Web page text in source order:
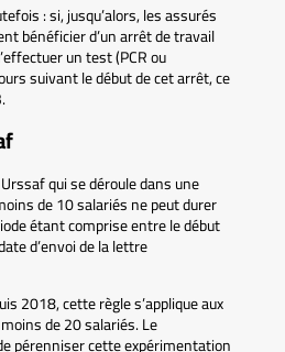
: si, jusqu’alors, les assurés
bénéficier d’un arrêt de travail
un test (PCR ou
suivant le début de cet arrêt, ce
qui se déroule dans une
de 10 salariés ne peut durer
étant comprise entre le début
d’envoi de la lettre
2018, cette règle s’applique aux
de 20 salariés. Le
pérenniser cette expérimentation